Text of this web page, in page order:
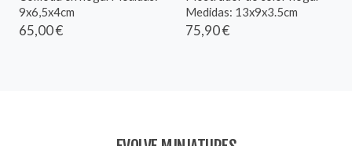
9x6,5x4cm
65,00 €
Medidas: 13x9x3.5cm
75,90 €